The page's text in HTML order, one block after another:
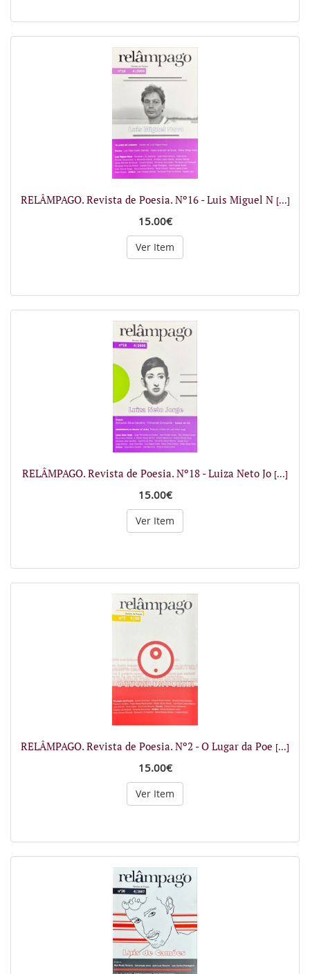
RELÂMPAGO. Revista de Poesia. Nº16 - Luis Miguel N [...]
15.00€
Ver Item
RELÂMPAGO. Revista de Poesia. Nº18 - Luiza Neto Jo [...]
15.00€
Ver Item
RELÂMPAGO. Revista de Poesia. Nº2 - O Lugar da Poe [...]
15.00€
Ver Item